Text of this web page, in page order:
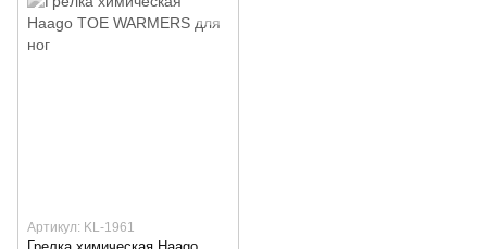
Артикул: KL-1961